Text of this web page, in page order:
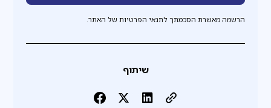
הרשמה מאשרת הסכמתך לתנאי הפרטיות של האתר.
שיתוף